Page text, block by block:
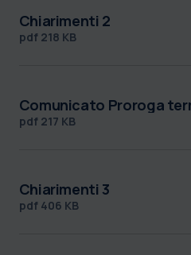
Chiarimenti 2
pdf 218 KB
Comunicato Proroga
pdf 217 KB
Chiarimenti 3
pdf 406 KB